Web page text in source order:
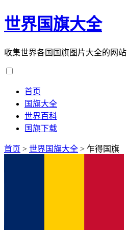
世界国旗大全
收集世界各国国旗图片大全的网站
首页
国旗大全
世界百科
国旗下载
首页 > 世界国旗大全 > 乍得国旗